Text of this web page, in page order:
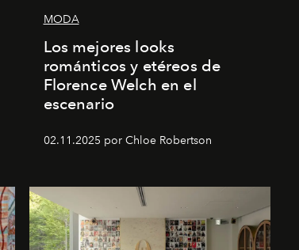
MODA
Los mejores looks
románticos y etéreos de
Florence Welch en el
escenario
02.11.2025 por Chloe Robertson